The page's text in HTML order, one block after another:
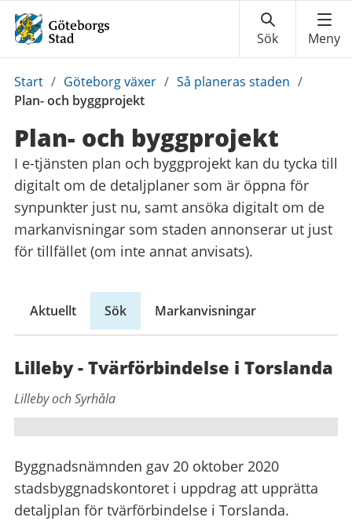
Du
är
Start / Göteborg växer / Så planeras staden /
Plan- och byggprojekt
Plan- och byggprojekt
I e-tjänsten plan och byggprojekt kan du tycka till
digitalt om de detaljplaner som är öppna för
synpunkter just nu, samt ansöka digitalt om de
markanvisningar som staden annonserar ut just
för tillfället (om inte annat anvisats).
Aktuellt Sök Markanvisningar
Lilleby - Tvärförbindelse i Torslanda
Lilleby och Syrhåla
Byggnadsnämnden gav 20 oktober 2020
stadsbyggnadskontoret i uppdrag att upprätta
detaljplan för tvärförbindelse i Torslanda.